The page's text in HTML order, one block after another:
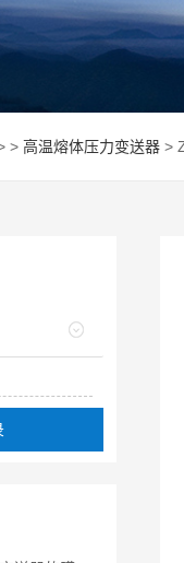
> 高温熔体压力变送器 >